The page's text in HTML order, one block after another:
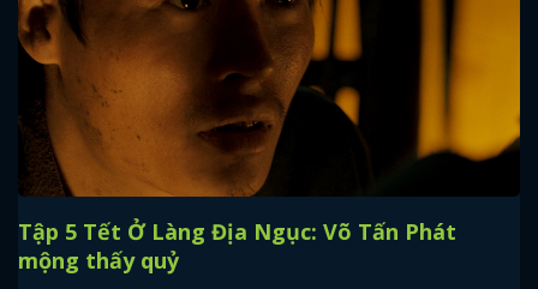
Tập 5 Tết Ở Làng Địa Ngục: Võ Tấn Phát
mộng thấy quỷ